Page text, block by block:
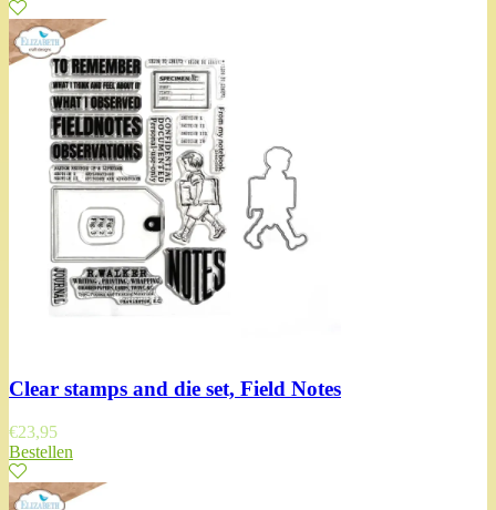
Clear stamps and die set, Field Notes
€23,95
Bestellen